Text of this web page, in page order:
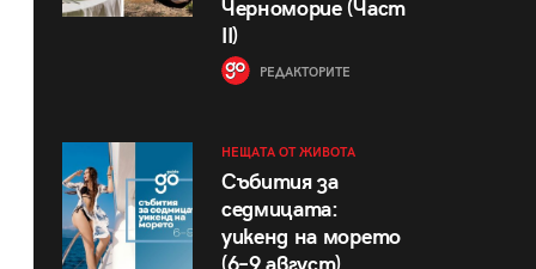
Черноморие (Част
II)
РЕДАКТОРИТЕ
НЕЩАТА ОТ ЖИВОТА
Събития за
седмицата:
уикенд на морето